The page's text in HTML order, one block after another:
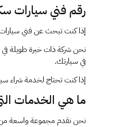
رقم فني سيارات
إذا كنت تبحث عن فني
نحن شركة ذات خبرة طويلة في
في سيارتك.
إذا كنت تحتاج لخدمة شراء
ما هي الخدمات
نحن نقدم مجموعة واسعة من